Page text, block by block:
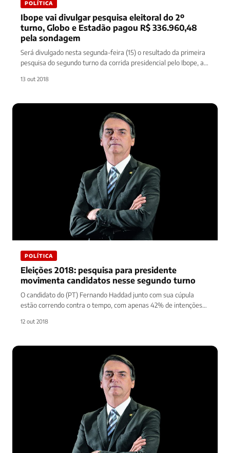
POLÍTICA
Ibope vai divulgar pesquisa eleitoral do 2º
turno, Globo e Estadão pagou R$ 336.960,48
pela sondagem
Será divulgado nesta segunda-feira (15) o resultado da primeira
pesquisa do segundo turno da corrida presidencial pelo Ibope, a
13 out 2018
POLÍTICA
Eleições 2018: pesquisa para presidente
movimenta candidatos nesse segundo turno
O candidato do (PT) Fernando Haddad junto com sua cúpula
estão correndo contra o tempo, com apenas 42% de intenções…
12 out 2018